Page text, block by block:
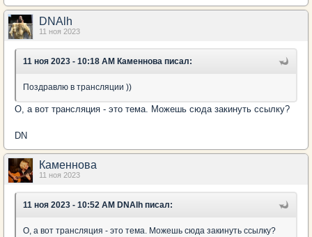
DNAlh
11 ноя 2023
11 ноя 2023 - 10:18 AM Каменнова писал:
Поздравлю в трансляции ))
О, а вот трансляция - это тема. Можешь сюда закинуть ссылку?
DN
Каменнова
11 ноя 2023
11 ноя 2023 - 10:52 AM DNAlh писал:
О, а вот трансляция - это тема. Можешь сюда закинуть ссылку?